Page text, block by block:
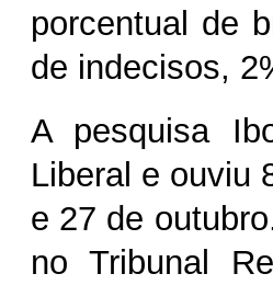
porcentual de
de indecisos,
A pesquisa
Liberal e ouviu
e 27 de
no Tribunal